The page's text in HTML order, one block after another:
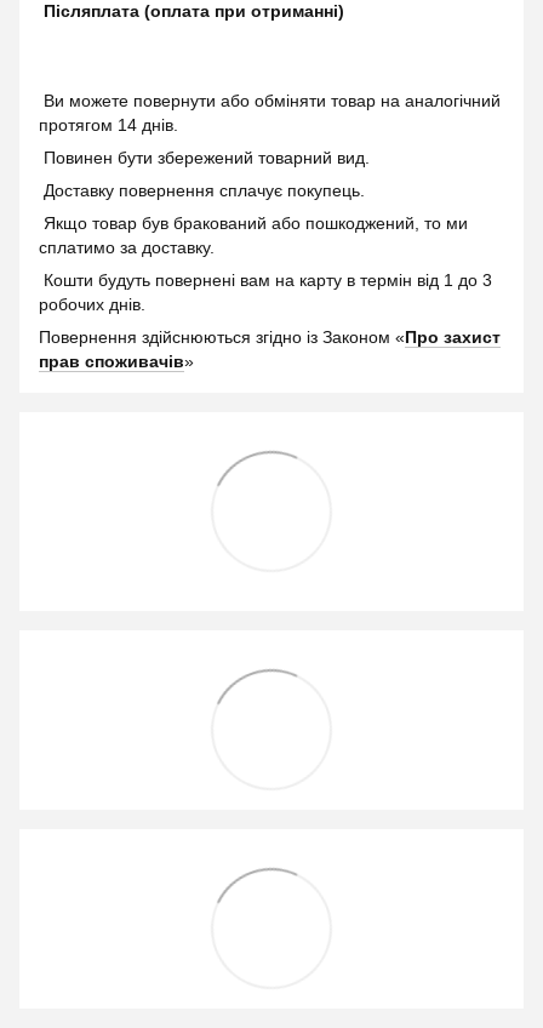
Післяплата (оплата при отриманні)
Ви можете повернути або обміняти товар на аналогічний
протягом 14 днів.
Повинен бути збережений товарний вид.
Доставку повернення сплачує покупець.
Якщо товар був бракований або пошкоджений, то ми
сплатимо за доставку.
Кошти будуть повернені вам на карту в термін від 1 до 3
робочих днів.
Повернення здійснюються згідно із Законом «Про захист
прав споживачів»